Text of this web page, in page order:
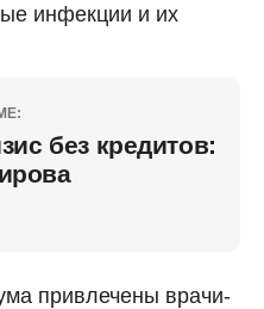
инфекции и их
без кредитов:
привлечены врачи-